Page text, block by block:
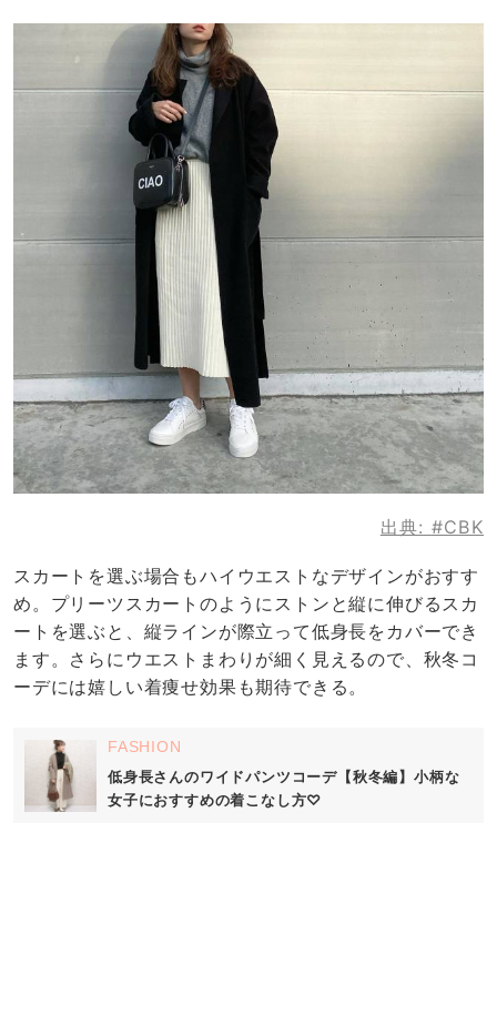
出典: #CBK
スカートを選ぶ場合もハイウエストなデザインがおすす
め。プリーツスカートのようにストンと縦に伸びるスカ
ートを選ぶと、縦ラインが際立って低身長をカバーでき
ます。さらにウエストまわりが細く見えるので、秋冬コ
ーデには嬉しい着痩せ効果も期待できる。
FASHION
低身長さんのワイドパンツコーデ【秋冬編】小柄な
女子におすすめの着こなし方♡